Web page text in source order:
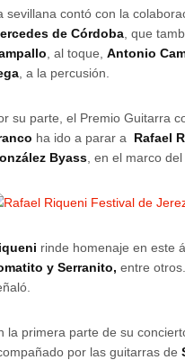
sevillana contó con la
de Córdoba , que
, al toque,Antonio
, a la percusión.
su parte, el Premio Guitarra
ha ido a parar a Rafael
Byass , en el marco
rinde homenaje en este
y Serranito, entre
la primera parte de su
por las guitarras de